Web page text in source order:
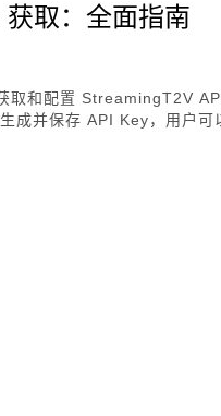
取：全面指南
取和配置 StreamingT2V
成并保存 API Key，用户
户更好地利用这项技术。